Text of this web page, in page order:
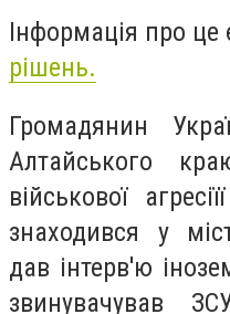
Інформація про це
рішень.
Громадянин
Алтайського
військової
знаходився у
дав інтерв'ю
звинувачував